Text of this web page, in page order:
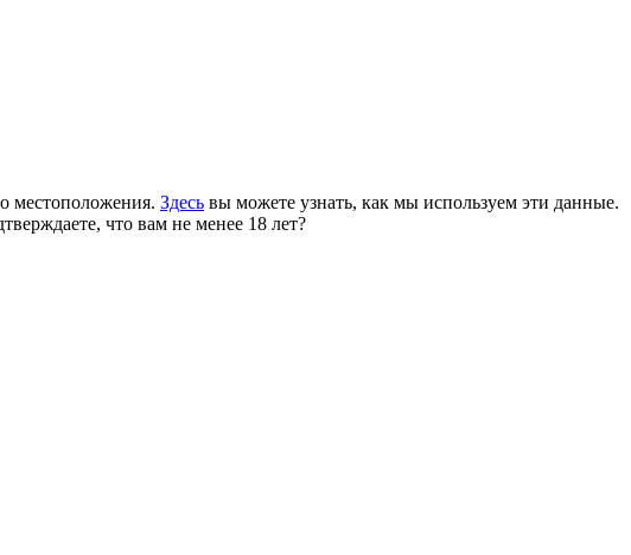
местоположения. Здесь вы можете узнать, как мы используем эти данные.
что вам не менее 18 лет?